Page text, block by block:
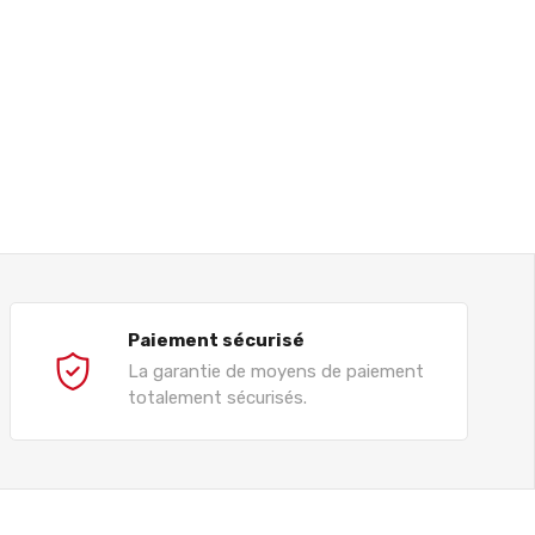
Paiement sécurisé
La garantie de moyens de paiement
totalement sécurisés.